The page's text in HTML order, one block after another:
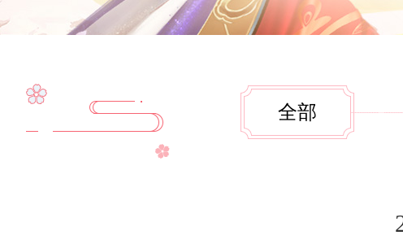
全部